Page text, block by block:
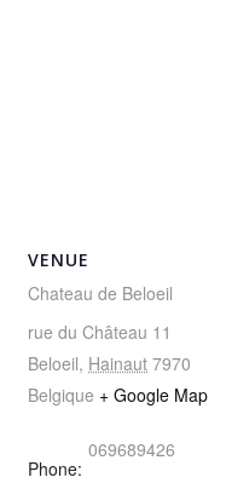
VENUE
Chateau de Beloeil
rue du Château 11
Beloeil, Hainaut 7970
Belgique + Google Map
Phone:
069689426